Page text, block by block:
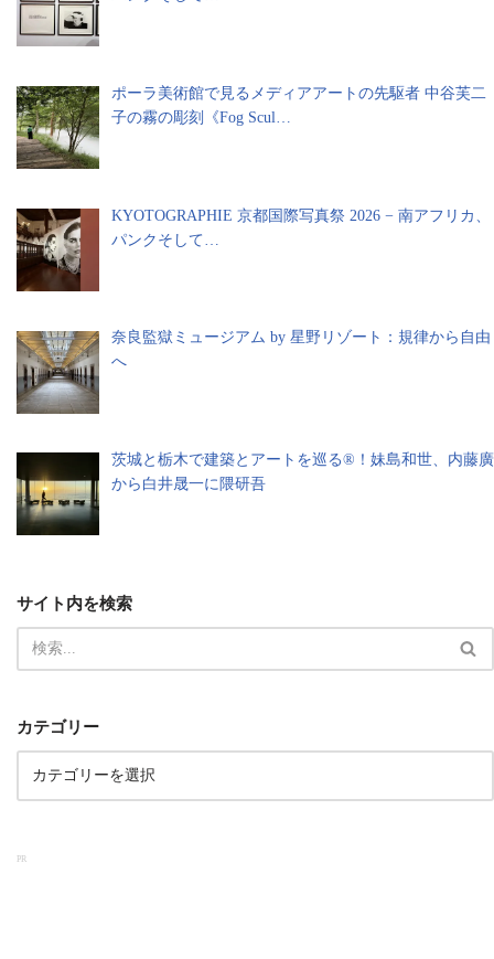
ポーラ美術館で見るメディアアートの先駆者 中谷芙二
子の霧の彫刻《Fog Scul…
KYOTOGRAPHIE 京都国際写真祭 2026 − 南アフリカ、
パンクそして…
奈良監獄ミュージアム by 星野リゾート：規律から自由
へ
茨城と栃木で建築とアートを巡る®︎！妹島和世、内藤廣
から白井晟一に隈研吾
サイト内を検索
カテゴリー
PR